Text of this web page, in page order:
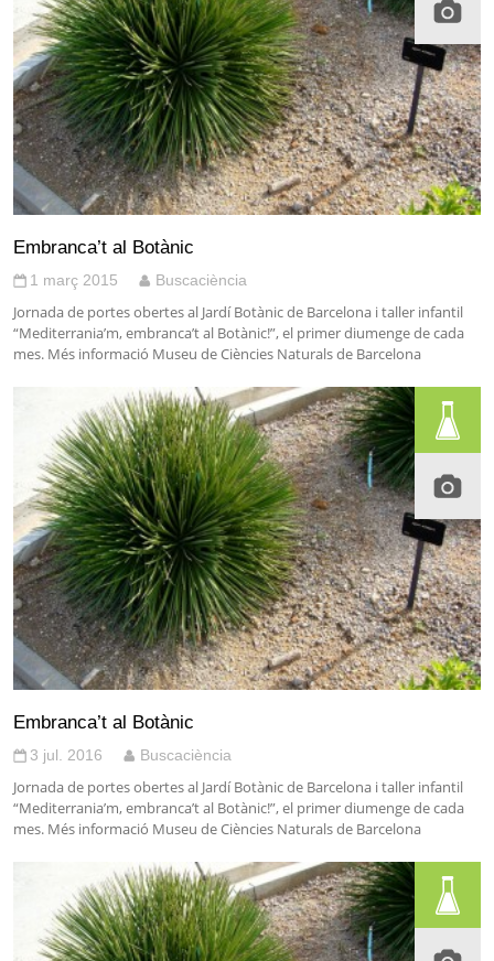
Embranca’t al Botànic
1 març 2015 Buscaciència
Jornada de portes obertes al Jardí Botànic de Barcelona i taller infantil
“Mediterrania’m, embranca’t al Botànic!”, el primer diumenge de cada
mes. Més informació Museu de Ciències Naturals de Barcelona
Embranca’t al Botànic
3 jul. 2016 Buscaciència
Jornada de portes obertes al Jardí Botànic de Barcelona i taller infantil
“Mediterrania’m, embranca’t al Botànic!”, el primer diumenge de cada
mes. Més informació Museu de Ciències Naturals de Barcelona